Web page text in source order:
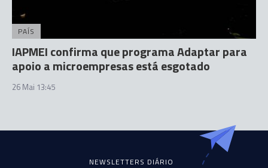
PAÍS
IAPMEI confirma que programa Adaptar para
apoio a microempresas está esgotado
26 Mai 13:45
NEWSLETTERS DIÁRIO